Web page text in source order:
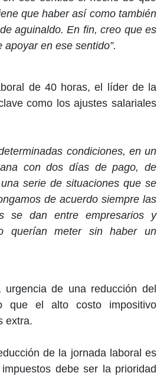
que haber así como también
aguinaldo. En fin, creo que es
en ese sentido”.
de 40 horas, el líder de la
como los ajustes salariales
condiciones, en un
con dos días de pago, de
serie de situaciones que se
de acuerdo siempre las
se dan entre empresarios y
querían meter sin haber un
de una reducción del
que el alto costo impositivo
extra.
de la jornada laboral es
debe ser la prioridad